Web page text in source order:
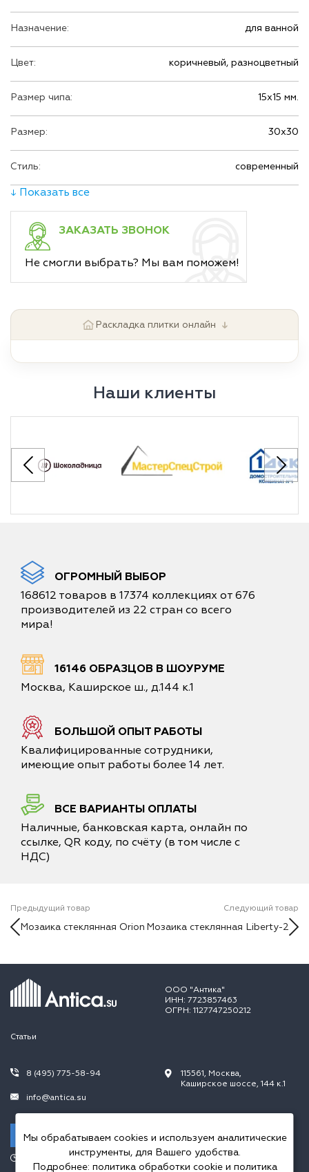
Назначение: для ванной
Цвет: коричневый, разноцветный
Размер чипа: 15х15 мм.
Размер: 30х30
Стиль: современный
↓ Показать все
ЗАКАЗАТЬ ЗВОНОК
Не смогли выбрать? Мы вам поможем!
Раскладка плитки онлайн ↓
Наши клиенты
ОГРОМНЫЙ ВЫБОР
168612 товаров в 17374 коллекциях от 676
производителей из 22 стран со всего
мира!
16146 ОБРАЗЦОВ В ШОУРУМЕ
Москва, Каширское ш., д.144 к.1
БОЛЬШОЙ ОПЫТ РАБОТЫ
Квалифицированные сотрудники,
имеющие опыт работы более 14 лет.
ВСЕ ВАРИАНТЫ ОПЛАТЫ
Наличные, банковская карта, онлайн по
ссылке, QR коду, по счёту (в том числе с
НДС)
Предыдущий товар
Мозаика стеклянная Orion
Следующий товар
Мозаика стеклянная Liberty-2
ООО "Антика"
ИНН: 7723857463
ОГРН: 1127747250212
Статьи
8 (495) 775-58-94
info@antica.su
Заказать звонок
115561, Москва,
Каширское шоссе, 144 к.1
Пн.-Пт. 10.00-20.00,
Мы обрабатываем cookies и используем аналитические
инструменты, для Вашего удобства.
Подробнее: политика обработки cookieи политика